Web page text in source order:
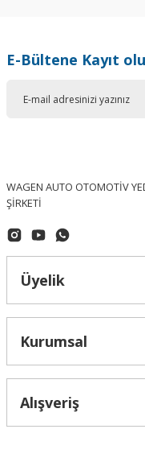
E-Bültene Kayıt
WAGEN AUTO OTOMOTİV
ŞİRKETİ
Üyelik
Kurumsal
Alışveriş